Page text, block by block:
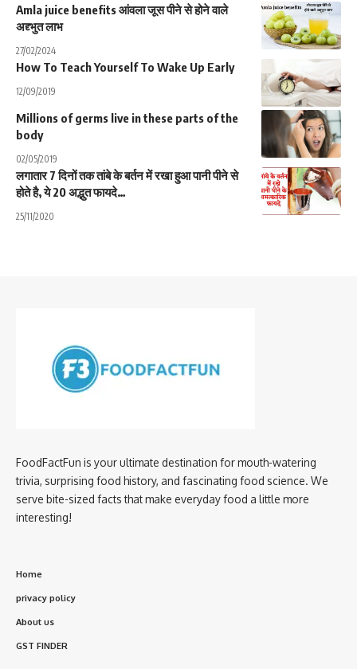
Amla juice benefits आंवला जूस पीने से होने वाले
अद्द्भुत लाभ
27/02/2024
How To Teach Yourself To Wake Up Early
12/09/2019
Millions of germs live in these parts of the
body
02/05/2019
लगातार 7 दिनों तक तांबे के बर्तन में रखा हुआ पानी पीने से
होते है, ये 20 अद्भुत फायदे…
25/11/2020
FoodFactFun is your ultimate destination for mouth-watering
trivia, surprising food history, and fascinating food science. We
serve bite-sized facts that make everyday food a little more
interesting!
Home
privacy policy
About us
GST FINDER